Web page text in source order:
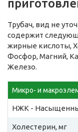
Трубач, вид не
содержит
жирные кислоты,
Фосфор, Магний,
Железо.
Микро- и
НЖК -
Холестерин, мг